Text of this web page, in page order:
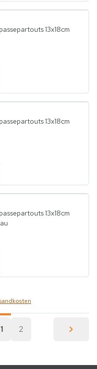
13x18cm
13x18cm
13x18cm
1 2